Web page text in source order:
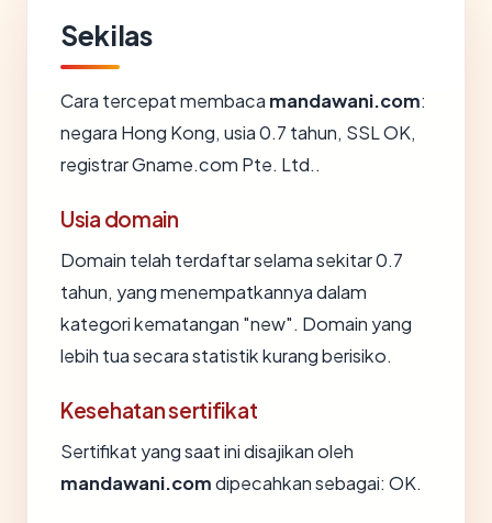
Sekilas
Cara tercepat membaca mandawani.com:
negara Hong Kong, usia 0.7 tahun, SSL OK,
registrar Gname.com Pte. Ltd..
Usia domain
Domain telah terdaftar selama sekitar 0.7
tahun, yang menempatkannya dalam
kategori kematangan "new". Domain yang
lebih tua secara statistik kurang berisiko.
Kesehatan sertifikat
Sertifikat yang saat ini disajikan oleh
mandawani.comdipecahkan sebagai: OK.